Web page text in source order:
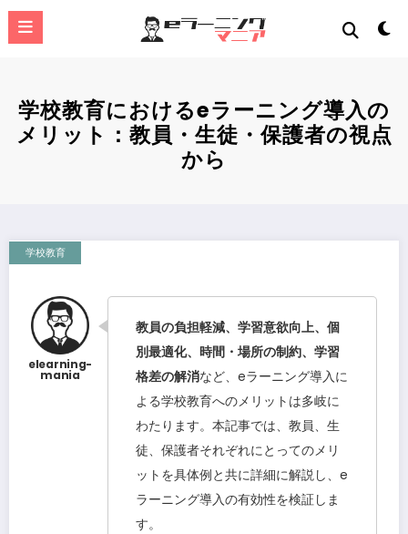
コ
テ
学校教育におけるeラーニング導入の
メリット：教員・生徒・保護者の視点
から
学校教育
教員の負担軽減、学習意欲向上、個
別最適化、時間・場所の制約、学習
格差の解消など、eラーニング導入に
よる学校教育へのメリットは多岐に
わたります。本記事では、教員、生
徒、保護者それぞれにとってのメリ
ットを具体例と共に詳細に解説し、e
ラーニング導入の有効性を検証しま
す。